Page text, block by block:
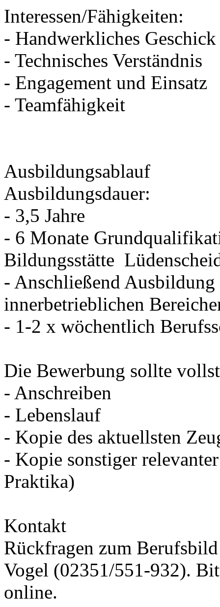
Interessen/Fähigkeiten:
- Handwerkliches Geschick
- Technisches Verständnis
- Engagement und Einsatz
- Teamfähigkeit
Ausbildungsablauf
Ausbildungsdauer:
- 3,5 Jahre
- 6 Monate
Bildungsstätte
- Anschließend Ausbildung
innerbetrieblichen
- 1-2 x wöchentlich
Die Bewerbung sollte
- Anschreiben
- Lebenslauf
- Kopie des aktuellsten
- Kopie sonstiger
Praktika)
Kontakt
Rückfragen zum
Vogel (02351/551-932).
online.